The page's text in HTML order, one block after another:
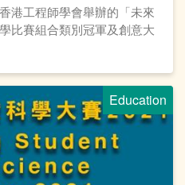
港工程師學會舉辦的「未來
比賽組合類別冠軍及創意大
Education